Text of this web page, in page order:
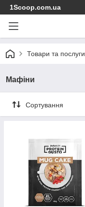
1Scoop.com.ua
Товари та послуги
Мафіни
Сортування